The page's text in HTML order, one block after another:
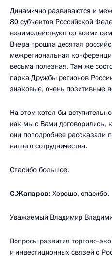
Динамично развиваются и
80 субъектов Российской
взаимодействуют со всеми
Вчера прошла десятая
межрегиональная
весьма полезная. Там же
парка Дружбы регионов
знаковые, очень позитивные
На этом хотел бы
как мы с Вами договорились,
они поподробнее рассказали
нашего сотрудничества.
Спасибо большое.
С.Жапаров: Хорошо, спасибо.
Уважаемый Владимир
Вопросы развития торгово-
и инвестиционных связей с